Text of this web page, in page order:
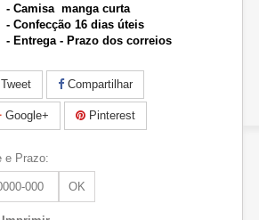
- Camisa manga curta
- Confecção 16 dias úteis
- Entrega - Prazo dos correios
Tweet Compartilhar
Google+ Pinterest
e Prazo:
OK